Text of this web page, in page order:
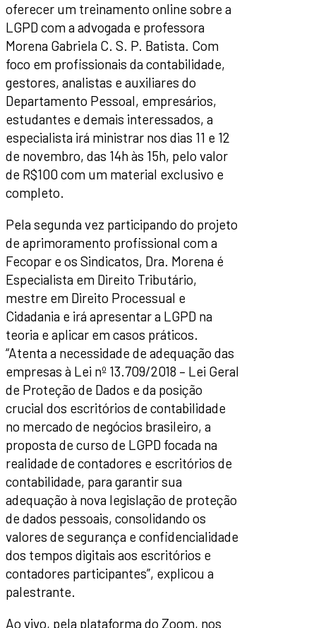
oferecer um treinamento online sobre a
LGPD com a advogada e professora
Morena Gabriela C. S. P. Batista. Com
foco em profissionais da contabilidade,
gestores, analistas e auxiliares do
Departamento Pessoal, empresários,
estudantes e demais interessados, a
especialista irá ministrar nos dias 11 e 12
de novembro, das 14h às 15h, pelo valor
de R$100 com um material exclusivo e
completo.
Pela segunda vez participando do projeto
de aprimoramento profissional com a
Fecopar e os Sindicatos, Dra. Morena é
Especialista em Direito Tributário,
mestre em Direito Processual e
Cidadania e irá apresentar a LGPD na
teoria e aplicar em casos práticos.
“Atenta a necessidade de adequação das
empresas à Lei nº 13.709/2018 – Lei Geral
de Proteção de Dados e da posição
crucial dos escritórios de contabilidade
no mercado de negócios brasileiro, a
proposta de curso de LGPD focada na
realidade de contadores e escritórios de
contabilidade, para garantir sua
adequação à nova legislação de proteção
de dados pessoais, consolidando os
valores de segurança e confidencialidade
dos tempos digitais aos escritórios e
contadores participantes”, explicou a
palestrante.
Ao vivo, pela plataforma do Zoom, nos